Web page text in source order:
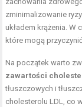
zminimalizowanie
układem krążenia.
które mogą
Na początek warto
zawartości
tłuszczowych i
cholesterolu LDL, co